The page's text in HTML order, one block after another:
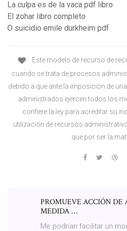
La culpa es de la vaca pdf libro
El zohar libro completo
O suicidio emile durkheim pdf
Este modelo de recurso de
cuando se trata de procesos
debido a que ante la imposición de
administrados ejercen todos los
confiere la ley para acreditar su
utilización de recursos
que por ser la
PROMUEVE ACCIÓN DE
MEDIDA …
Me podrian facilitar un